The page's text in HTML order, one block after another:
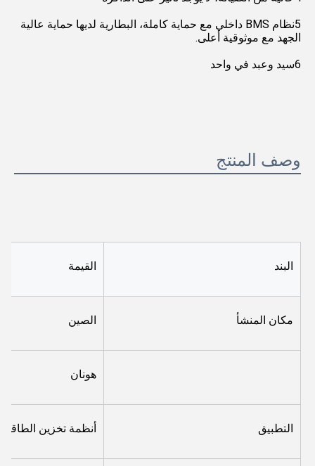
الجهد مع موثوقية أعلى.
6سيد وعبد في واحد
وصف المنتج
البند القيمة
مكان المنشأ الصين
هونان
التطبيق أنظمة تخزين الطاقة